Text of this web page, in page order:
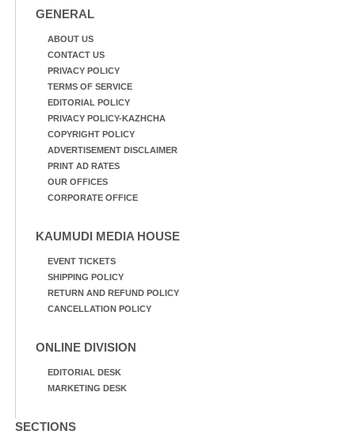
GENERAL
ABOUT US
CONTACT US
PRIVACY POLICY
TERMS OF SERVICE
EDITORIAL POLICY
PRIVACY POLICY-KAZHCHA
COPYRIGHT POLICY
ADVERTISEMENT DISCLAIMER
PRINT AD RATES
OUR OFFICES
CORPORATE OFFICE
KAUMUDI MEDIA HOUSE
EVENT TICKETS
SHIPPING POLICY
RETURN AND REFUND POLICY
CANCELLATION POLICY
ONLINE DIVISION
EDITORIAL DESK
MARKETING DESK
SECTIONS